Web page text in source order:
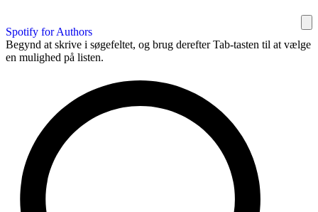
Spotify for Authors
Begynd at skrive i søgefeltet, og brug derefter Tab-tasten til at vælge
en mulighed på listen.